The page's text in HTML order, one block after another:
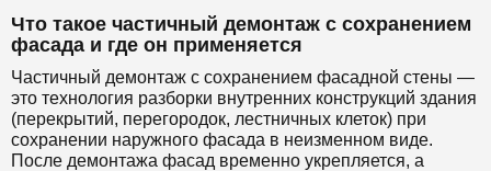
Что такое частичный демонтаж с сохранением
фасада и где он применяется
Частичный демонтаж с сохранением фасадной стены —
это технология разборки внутренних конструкций здания
(перекрытий, перегородок, лестничных клеток) при
сохранении наружного фасада в неизменном виде.
После демонтажа фасад временно укрепляется, а